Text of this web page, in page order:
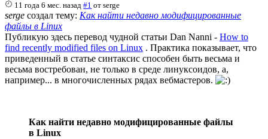
11 года 6 мес. назад #1 отserge
serge создал тему: Как найти недавно модифицированные
файлы в Linux
Публикую здесь перевод чудной статьи Dan Nanni - How to
find recently modified files on Linux . Практика показывает, что
приведенный в статье синтаксис способен быть весьма и
весьма востребован, не только в среде линуксоидов, а,
например... в многочисленных рядах вебмастеров.
Как найти недавно модифицированные файлы
в Linux